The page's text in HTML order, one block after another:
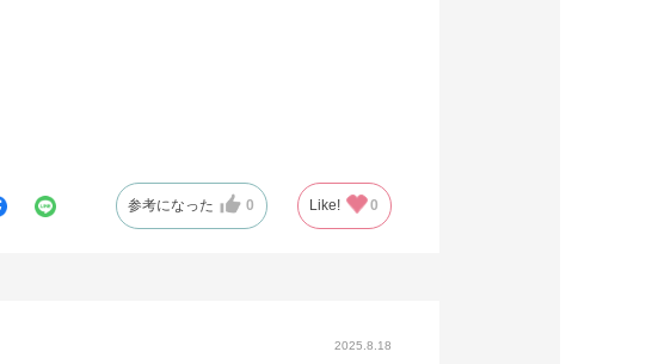
参考になった 0 Like! 0
2025.8.18